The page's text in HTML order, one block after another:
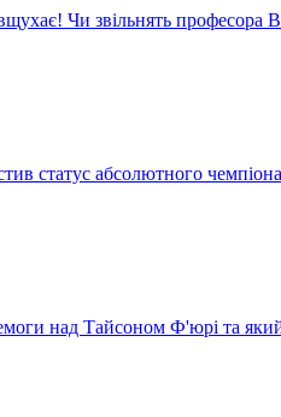
Чи звільнять професора
статус абсолютного чемпіона
над Тайсоном Ф'юрі та